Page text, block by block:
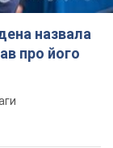
назвала
про його